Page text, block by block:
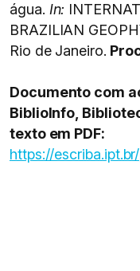
água. In:
BRAZILIAN
Rio de Janeiro.
Documento com
BiblioInfo,
texto em PDF:
https://